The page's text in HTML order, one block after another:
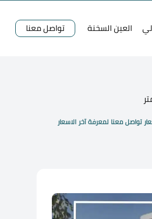
العين السخنة تواصل معنا
تواصل معنا لمعرفة آخر الاسعار